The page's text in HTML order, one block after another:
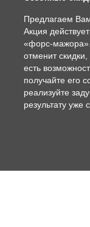
Предлагаем Вам
Акция
«форс-
отменит
есть
получайте его
реализуйте
результату уже